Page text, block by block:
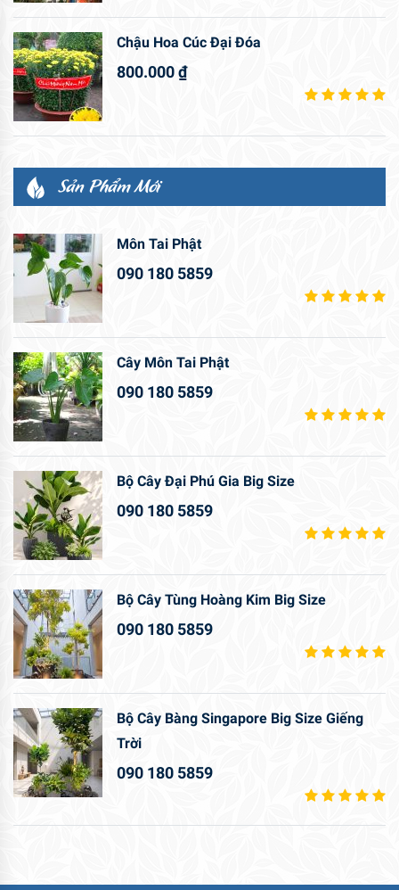
Chậu Hoa Cúc Đại Đóa
800.000₫
Sản Phẩm Mới
Môn Tai Phật
090 180 5859
Cây Môn Tai Phật
090 180 5859
Bộ Cây Đại Phú Gia Big Size
090 180 5859
Bộ Cây Tùng Hoàng Kim Big Size
090 180 5859
Bộ Cây Bàng Singapore Big Size Giếng
Trời
090 180 5859